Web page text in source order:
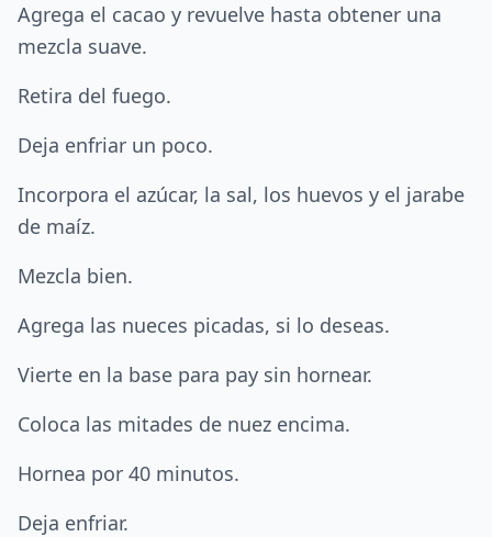
Agrega el cacao y revuelve hasta obtener una
mezcla suave.
Retira del fuego.
Deja enfriar un poco.
Incorpora el azúcar, la sal, los huevos y el jarabe
de maíz.
Mezcla bien.
Agrega las nueces picadas, si lo deseas.
Vierte en la base para pay sin hornear.
Coloca las mitades de nuez encima.
Hornea por 40 minutos.
Deja enfriar.